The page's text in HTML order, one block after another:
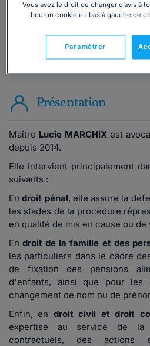
ou appelez le 01 75 75 42 33
Présentation
Maître Lucie MARCHIXest
depuis 2014.
Elle intervient principalement
suivants :
Endroit pénal, elle assure la
les stades de la procédure
en qualité de mis en cause ou de
Endroit de la famille et des
les particuliers dans le cadre
de fixation des pensions
d'enfants, ainsi que pour les
changement de nom ou de
Enfin, en droit civil et droit
expertise au service de la
contractuels, des actions
Vous avez le droit de changer d’avis à
bouton cookie en bas à gauche de
Paramétrer